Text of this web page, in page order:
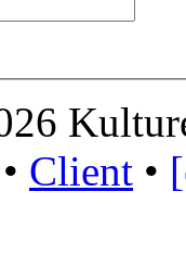
• Client •